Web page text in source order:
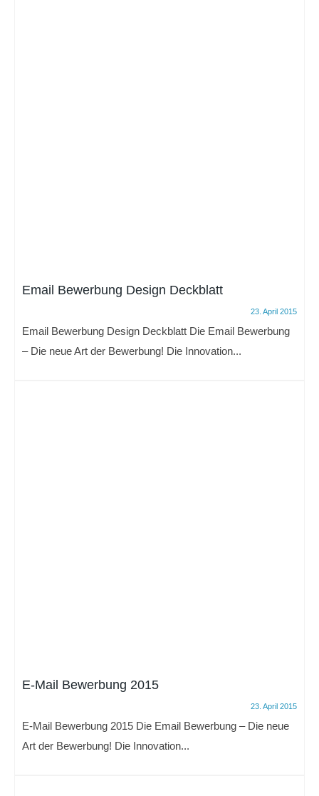
Email Bewerbung Design Deckblatt
23. April 2015
Email Bewerbung Design Deckblatt Die Email Bewerbung
– Die neue Art der Bewerbung! Die Innovation...
E-Mail Bewerbung 2015
23. April 2015
E-Mail Bewerbung 2015 Die Email Bewerbung – Die neue
Art der Bewerbung! Die Innovation...